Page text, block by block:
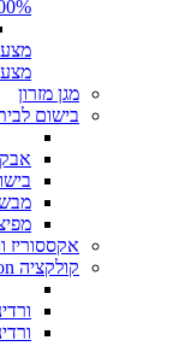
100%
מגן מזרון
בישום
אקססוריז
קולקציה Vardinon - ורדינון